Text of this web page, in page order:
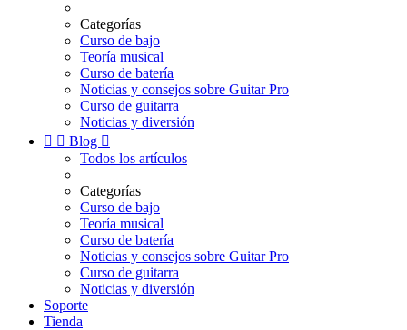
Categorías
Curso de bajo
Teoría musical
Curso de batería
Noticias y consejos sobre Guitar Pro
Curso de guitarra
Noticias y diversión
  Blog 
Todos los artículos
Categorías
Curso de bajo
Teoría musical
Curso de batería
Noticias y consejos sobre Guitar Pro
Curso de guitarra
Noticias y diversión
Soporte
Tienda